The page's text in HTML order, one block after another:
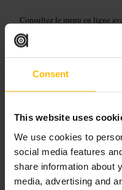
Consent
This website uses
We use cookies to
social media features
share information about
media, advertising and
Consultez le menu en ligne
alimentaires. Si vous venez
le pic d’affluence pour limiter
accompagnement + boisson
http://bandofburgers.co.uk/
98 Lillie Rd, London SW6
Côte
Restauration et boissons•
4,4
4,5